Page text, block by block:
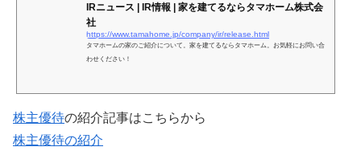
IRニュース | IR情報 | 家を建てるならタマホーム株式会
社
https://www.tamahome.jp/company/ir/release.html
タマホームの家のご紹介について。家を建てるならタマホーム。お気軽にお問い合
わせください！
株主優待の紹介記事はこちらから
株主優待の紹介